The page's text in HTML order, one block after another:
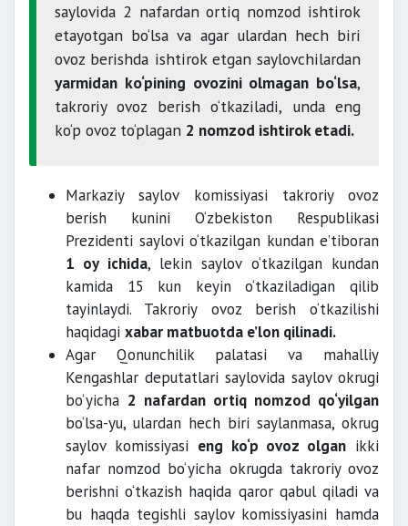
saylovida 2 nafardan ortiq nomzod ishtirok
etayotgan bo‘lsa va agar ulardan hech biri
ovoz berishda ishtirok etgan saylovchilardan
yarmidan ko‘pining ovozini olmagan bo‘lsa,
takroriy ovoz berish o‘tkaziladi, unda eng
ko‘p ovoz to‘plagan 2 nomzod ishtirok etadi.
Markaziy saylov komissiyasi takroriy ovoz
berish kunini O‘zbekiston Respublikasi
Prezidenti saylovi o‘tkazilgan kundan e’tiboran
1 oy ichida, lekin saylov o‘tkazilgan kundan
kamida 15 kun keyin o‘tkaziladigan qilib
tayinlaydi. Takroriy ovoz berish o‘tkazilishi
haqidagi xabar matbuotda e’lon qilinadi.
Agar Qonunchilik palatasi va mahalliy
Kengashlar deputatlari saylovida saylov okrugi
bo‘yicha 2 nafardan ortiq nomzod qo‘yilgan
bo‘lsa-yu, ulardan hech biri saylanmasa, okrug
saylov komissiyasi eng ko‘p ovoz olgan ikki
nafar nomzod bo‘yicha okrugda takroriy ovoz
berishni o‘tkazish haqida qaror qabul qiladi va
bu haqda tegishli saylov komissiyasini hamda